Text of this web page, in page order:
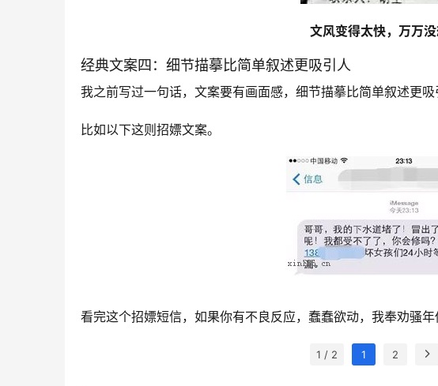
文风变得太快，万万没
经典文案四：细节描摹比简单叙述更吸引人
我之前写过一句话，文案要有画面感，细节描摹比简单叙述更吸
比如以下这则招嫖文案。
看完这个招嫖短信，如果你有不良反应，蠢蠢欲动，我奉劝骚
1 / 2 1 2